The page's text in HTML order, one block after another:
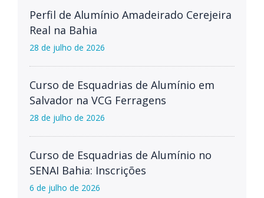
Perfil de Alumínio Amadeirado Cerejeira
Real na Bahia
28 de julho de 2026
Curso de Esquadrias de Alumínio em
Salvador na VCG Ferragens
28 de julho de 2026
Curso de Esquadrias de Alumínio no
SENAI Bahia: Inscrições
6 de julho de 2026